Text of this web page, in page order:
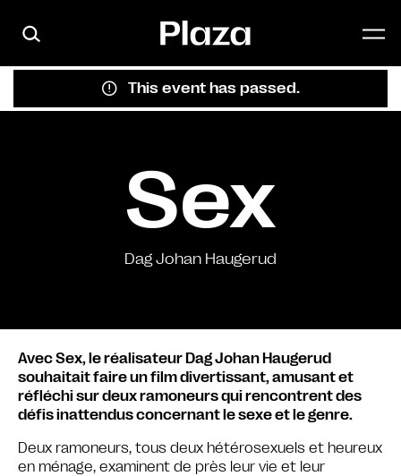
This event has passed.
Sex
Dag Johan Haugerud
Avec Sex, le réalisateur Dag Johan Haugerud
souhaitait faire un film divertissant, amusant et
réfléchi sur deux ramoneurs qui rencontrent des
défis inattendus concernant le sexe et le genre.
Deux ramoneurs, tous deux hétérosexuels et heureux
en ménage, examinent de près leur vie et leur